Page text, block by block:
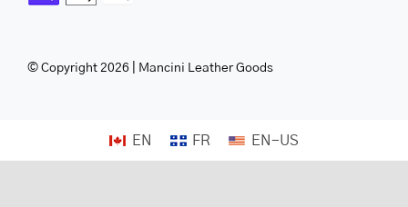
© Copyright 2026 | Mancini Leather Goods
EN FR